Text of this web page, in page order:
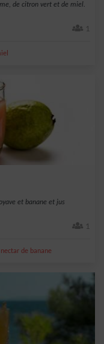
de citron vert et de miel.
1
et banane et jus
1
nectar de banane